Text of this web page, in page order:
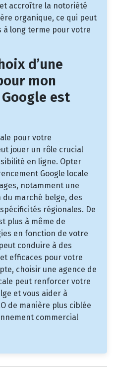
accroître la notoriété
organique, ce qui peut
à long terme pour votre
d’une
mon
est
pour votre
jouer un rôle crucial
en ligne. Opter
Google locale
notamment une
marché belge, des
régionales. De
plus à même de
en fonction de votre
conduire à des
efficaces pour votre
choisir une agence de
peut renforcer votre
et vous aider à
de manière plus ciblée
commercial